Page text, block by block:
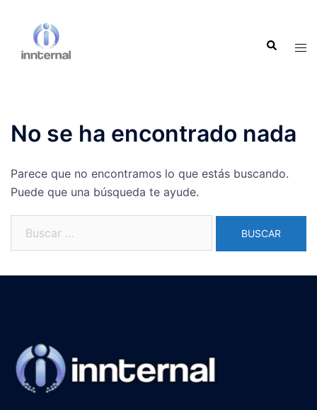
contenido
Buscar
No se ha encontrado nada
Parece que no encontramos lo que estás buscando.
Puede que una búsqueda te ayude.